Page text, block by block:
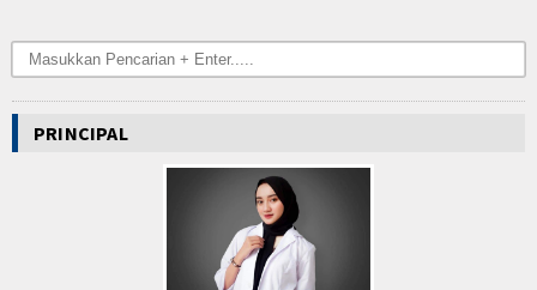
PRINCIPAL